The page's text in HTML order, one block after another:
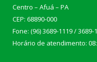
Centro – Afuá – PA
CEP: 68890-000
Fone: (96) 3689-1119 / 3689-
Horário de atendimento: